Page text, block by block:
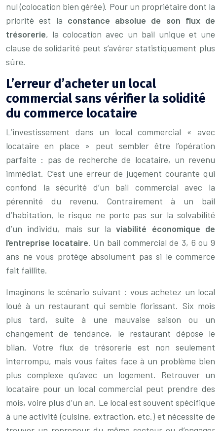
nul (colocation bien gérée). Pour un propriétaire dont la
priorité est la constance absolue de son flux de
trésorerie, la colocation avec un bail unique et une
clause de solidarité peut s’avérer statistiquement plus
sûre.
L’erreur d’acheter un local
commercial sans vérifier la solidité
du commerce locataire
L’investissement dans un local commercial « avec
locataire en place » peut sembler être l’opération
parfaite : pas de recherche de locataire, un revenu
immédiat. C’est une erreur de jugement courante qui
confond la sécurité d’un bail commercial avec la
pérennité du revenu. Contrairement à un bail
d’habitation, le risque ne porte pas sur la solvabilité
d’un individu, mais sur laviabilité économique de
l’entreprise locataire. Un bail commercial de 3, 6 ou 9
ans ne vous protège absolument pas si le commerce
fait faillite.
Imaginons le scénario suivant : vous achetez un local
loué à un restaurant qui semble florissant. Six mois
plus tard, suite à une mauvaise saison ou un
changement de tendance, le restaurant dépose le
bilan. Votre flux de trésorerie est non seulement
interrompu, mais vous faites face à un problème bien
plus complexe qu’avec un logement. Retrouver un
locataire pour un local commercial peut prendre des
mois, voire plus d’un an. Le local est souvent spécifique
à une activité (cuisine, extraction, etc.) et nécessite de